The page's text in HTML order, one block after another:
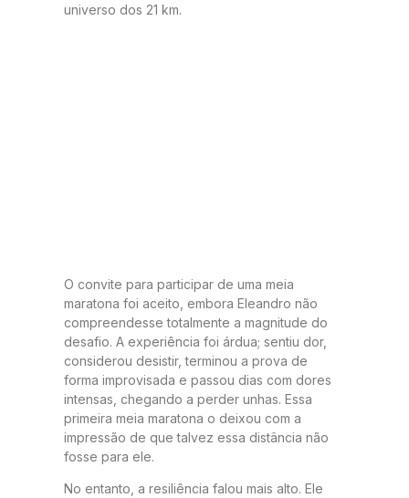
universo dos 21 km.
O convite para participar de uma meia
maratona foi aceito, embora Eleandro não
compreendesse totalmente a magnitude do
desafio. A experiência foi árdua; sentiu dor,
considerou desistir, terminou a prova de
forma improvisada e passou dias com dores
intensas, chegando a perder unhas. Essa
primeira meia maratona o deixou com a
impressão de que talvez essa distância não
fosse para ele.
No entanto, a resiliência falou mais alto. Ele